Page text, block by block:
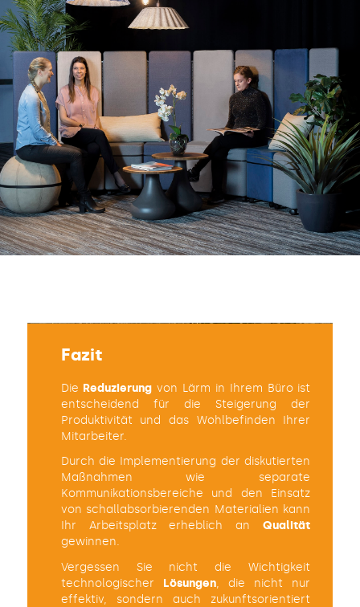
Fazit
Die Reduzierung von Lärm in Ihrem Büro ist
entscheidend für die Steigerung der
Produktivität und das Wohlbefinden Ihrer
Mitarbeiter.
Durch die Implementierung der diskutierten
Maßnahmen wie separate
Kommunikationsbereiche und den Einsatz
von schallabsorbierenden Materialien kann
Ihr Arbeitsplatz erheblich anQualität
gewinnen.
Vergessen Sie nicht die Wichtigkeit
technologischer Lösungen, die nicht nur
effektiv, sondern auch zukunftsorientiert